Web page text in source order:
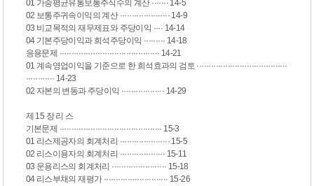
01 가중평균유통보통주식수의 계산 ······· 14-5
02 보통주귀속이익의 계산 ····················· 14-9
03 비교목적의 재무제표와 주당이익 ···· 14-14
04 기본주당이익과 희석주당이익 ········· 14-18
응용문제 ·········································· 14-21
01 계속영업이익을 기준으로 한 희석효과의 검토 ······································
············ 14-23
02 자본의 변동과 주당이익 ·················· 14-29
제 15 장 리 스
기본문제 ··········································· 15-3
01 리스제공자의 회계처리 ····················· 15-5
02 리스이용자의 회계처리 ··················· 15-11
03 운용리스의 회계처리 ······················· 15-18
04 리스부채의 재평가 ··························· 15-26